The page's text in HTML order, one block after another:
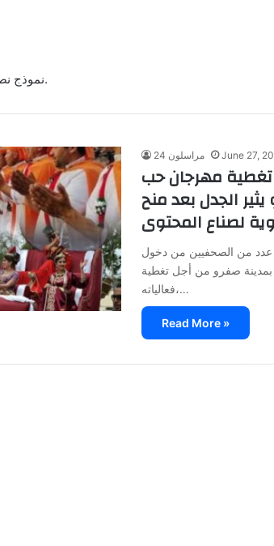
نموذج نصي … أضف المحتوى الذي تريد هنا.
مراسلون 24 June 27,
مهرجان حب
الجدل بعد منح
لصناع المحتوى
عدد من الصحفيين من دخول
صفرو من أجل تغطية
فعالياته،…
Read More »